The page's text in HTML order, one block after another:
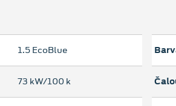
1.5 EcoBlue
73 kW/100 k